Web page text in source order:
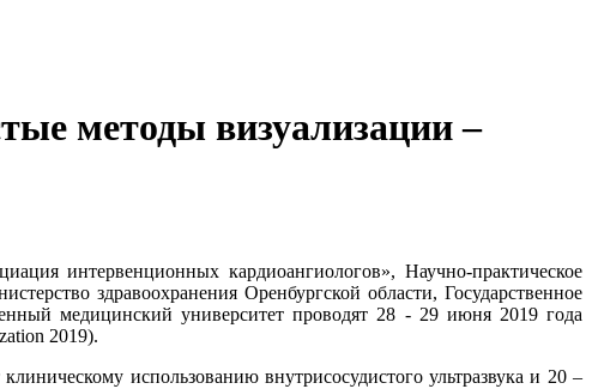
методы визуализации –
интервенционных кардиоангиологов», Научно-практическое
здравоохранения Оренбургской области, Государственное
медицинский университет проводят 28 - 29 июня 2019 года
2019).
использованию внутрисосудистого ультразвука и 20 –